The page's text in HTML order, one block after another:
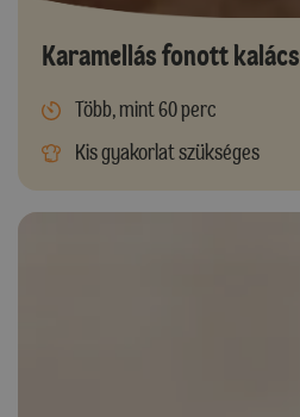
Karamellás fonott kalács
Több, mint 60 perc
Kis gyakorlat szükséges